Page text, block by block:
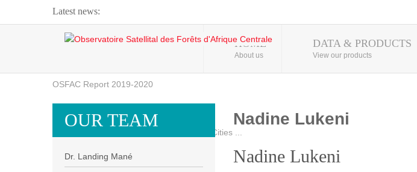
Latest news:
Webinar about Large Scale Monitoring and Land ...
OSFAC Video - Addressing climate change from the ...
OSFAC Report 2019-2020
Flooding and Erosion in Kinshasa - Open Cities ...
HOME
About us
DATA & PRODUCTS
View our products
OUR TEAM
Dr. Landing Mané
Nadine Lukeni
Nadine Lukeni